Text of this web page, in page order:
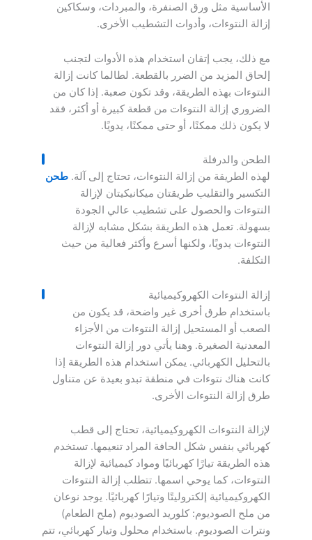
الأساسية مثل ورق الصنفرة، والمبردات، وسكاكين
إزالة النتوءات، وأدوات التشطيب الأخرى.
مع ذلك، يجب إتقان استخدام هذه الأدوات لتجنب
إلحاق المزيد من الضرر بالقطعة. لطالما كانت إزالة
النتوءات بهذه الطريقة، وقد تكون صعبة. إذا كان من
الضروري إزالة النتوءات من قطعة كبيرة أو أكثر، فقد
لا يكون ذلك ممكنًا، أو حتى ممكنًا، يدويًا.
الطحن والدرفلة
لهذه الطريقة من إزالة النتوءات، تحتاج إلى آلة. طحن
التكسير والتقليب طريقتان ميكانيكيتان لإزالة
النتوءات والحصول على تشطيب عالي الجودة
بسهولة. تعمل هذه الطريقة بشكل مشابه لإزالة
النتوءات يدويًا، ولكنها أسرع وأكثر فعالية من حيث
التكلفة.
إزالة النتوءات الكهروكيميائية
باستخدام طرق أخرى غير واضحة، قد يكون من
الصعب أو المستحيل إزالة النتوءات من الأجزاء
المعدنية الصغيرة. وهنا يأتي دور إزالة النتوءات
بالتحليل الكهربائي. يمكن استخدام هذه الطريقة إذا
كانت هناك نتوءات في منطقة تبدو بعيدة عن متناول
طرق إزالة النتوءات الأخرى.
لإزالة النتوءات الكهروكيميائية، تحتاج إلى قطب
كهربائي بنفس شكل الحافة المراد تنعيمها. تستخدم
هذه الطريقة تيارًا كهربائيًا ومواد كيميائية لإزالة
النتوءات، كما يوحي اسمها. تتطلب إزالة النتوءات
الكهروكيميائية إلكتروليتًا وتيارًا كهربائيًا. يوجد نوعان
من ملح الصوديوم: كلوريد الصوديوم (ملح الطعام)
ونترات الصوديوم. باستخدام محلول وتيار كهربائي، تتم